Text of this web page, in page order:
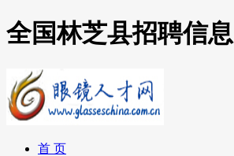
全国林芝县招聘信息
首 页